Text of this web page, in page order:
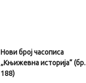
Нови број часописа
„Књижевна историја“ (бр.
188)